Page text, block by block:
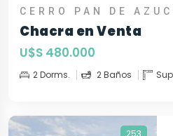
CERRO PAN DE
Chacra en Venta
U$S 480.000
2 Dorms. 2 Baños
253